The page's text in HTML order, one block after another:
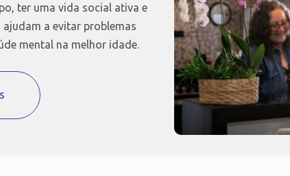
ter uma vida social ativa e
a evitar problemas
mental na melhor idade.